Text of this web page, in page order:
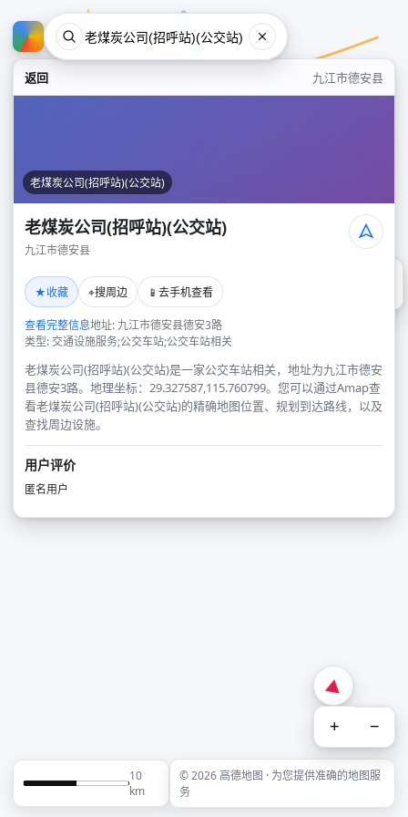
返回 九江市德安县
老煤炭公司(招呼站)(公交站)
老煤炭公司(招呼站)(公交站)
九江市德安县
★收藏 ⌖搜周边 📱 去手机查看
查看完整信息地址: 九江市德安县德安3路
类型: 交通设施服务;公交车站;公交车站相关
老煤炭公司(招呼站)(公交站)是一家公交车站相关，地址为九江市德安
县德安3路。地理坐标：29.327587,115.760799。您可以通过Amap查
看老煤炭公司(招呼站)(公交站)的精确地图位置、规划到达路线，以及
查找周边设施。
用户评价
匿名用户
+ −
10
km
© 2026 高德地图 · 为您提供准确的地图服
务